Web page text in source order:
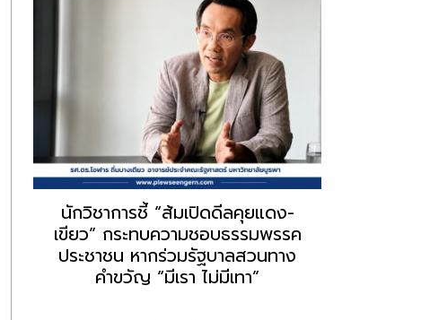
“ธนพร” ชี้หากพรรคประชาชนจับมือ
“แดง-เขียว” เท่ากับทำลายตัวเอง
ผิดคำพูด ทลายศรัทธาฐานเสียง
มองข่าวตั้งรัฐบาลใหม่เป็นเพียง